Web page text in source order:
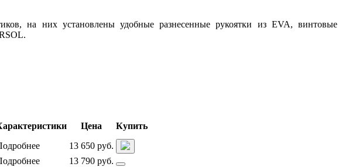
на них установлены удобные разнесенные рукоятки из EVA, винтовые
Цена
Купить
13 650 руб.
13 790 руб.